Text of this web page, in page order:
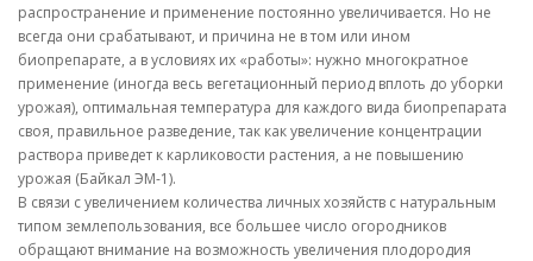
распространение и применение постоянно увеличивается. Но не
всегда они срабатывают, и причина не в том или ином
биопрепарате, а в условиях их «работы»: нужно многократное
применение (иногда весь вегетационный период вплоть до уборки
урожая), оптимальная температура для каждого вида биопрепарата
своя, правильное разведение, так как увеличение концентрации
раствора приведет к карликовости растения, а не повышению
урожая (Байкал ЭМ-1).
В связи с увеличением количества личных хозяйств с натуральным
типом землепользования, все большее число огородников
обращают внимание на возможность увеличения плодородия